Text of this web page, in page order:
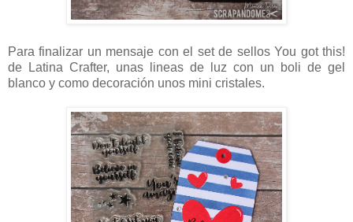
Para finalizar un mensaje con el set de sellos You got this!
de Latina Crafter, unas lineas de luz con un boli de gel
blanco y como decoración unos mini cristales.